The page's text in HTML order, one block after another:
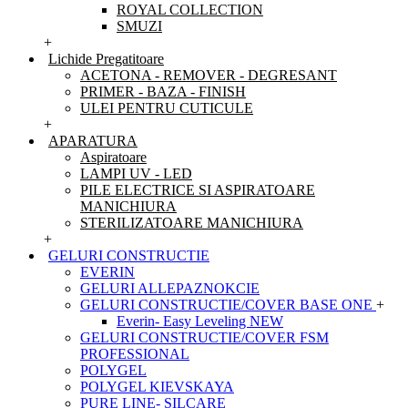
ROYAL COLLECTION
SMUZI
+
Lichide Pregatitoare
ACETONA - REMOVER - DEGRESANT
PRIMER - BAZA - FINISH
ULEI PENTRU CUTICULE
+
APARATURA
Aspiratoare
LAMPI UV - LED
PILE ELECTRICE SI ASPIRATOARE
MANICHIURA
STERILIZATOARE MANICHIURA
+
GELURI CONSTRUCTIE
EVERIN
GELURI ALLEPAZNOKCIE
GELURI CONSTRUCTIE/COVER BASE ONE +
Everin- Easy Leveling NEW
GELURI CONSTRUCTIE/COVER FSM
PROFESSIONAL
POLYGEL
POLYGEL KIEVSKAYA
PURE LINE- SILCARE